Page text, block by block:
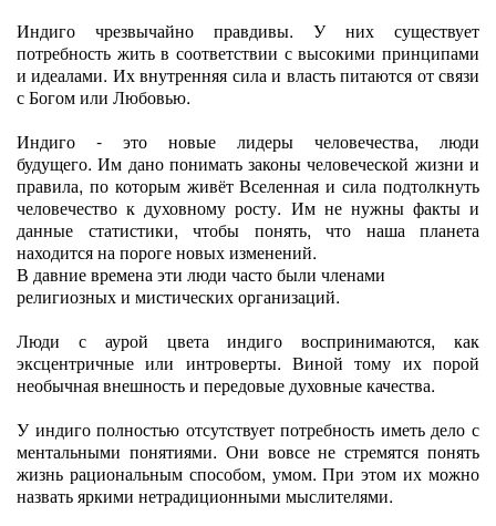
Индиго чрезвычайно правдивы. У них существует
потребность жить в соответствии с высокими принципами
и идеалами. Их внутренняя сила и власть питаются от связи
с Богом или Любовью.
Индиго - это новые лидеры человечества, люди
будущего. Им дано понимать законы человеческой жизни и
правила, по которым живёт Вселенная и сила подтолкнуть
человечество к духовному росту. Им не нужны факты и
данные статистики, чтобы понять, что наша планета
находится на пороге новых изменений.
В давние времена эти люди часто были членами
религиозных и мистических организаций.
Люди с аурой цвета индиго воспринимаются, как
эксцентричные или интроверты. Виной тому их порой
необычная внешность и передовые духовные качества.
У индиго полностью отсутствует потребность иметь дело с
ментальными понятиями. Они вовсе не стремятся понять
жизнь рациональным способом, умом. При этом их можно
назвать яркими нетрадиционными мыслителями.